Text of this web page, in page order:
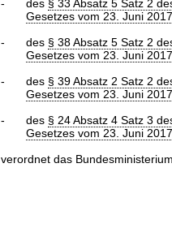
-
des § 33 Absatz 5 Satz 2
Gesetzes vom 23. Juni
-
des § 38 Absatz 5 Satz 2
Gesetzes vom 23. Juni
-
des § 39 Absatz 2 Satz 2
Gesetzes vom 23. Juni
-
des § 24 Absatz 4 Satz 3
Gesetzes vom 23. Juni
verordnet das